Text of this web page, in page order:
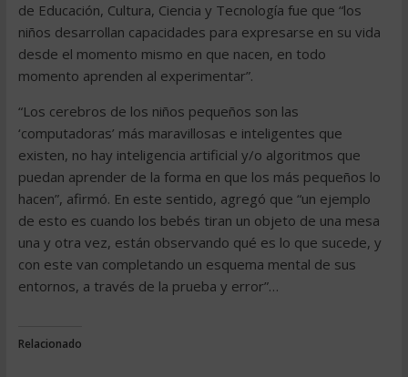
de Educación, Cultura, Ciencia y Tecnología fue que “los
niños desarrollan capacidades para expresarse en su vida
desde el momento mismo en que nacen, en todo
momento aprenden al experimentar”.
“Los cerebros de los niños pequeños son las
‘computadoras’ más maravillosas e inteligentes que
existen, no hay inteligencia artificial y/o algoritmos que
puedan aprender de la forma en que los más pequeños lo
hacen”, afirmó. En este sentido, agregó que “un ejemplo
de esto es cuando los bebés tiran un objeto de una mesa
una y otra vez, están observando qué es lo que sucede, y
con este van completando un esquema mental de sus
entornos, a través de la prueba y error”…
Relacionado